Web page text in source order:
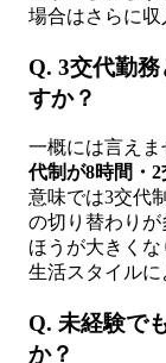
場合はさらに収
Q. 3交代勤
すか？
一概には言え
代制が8時間・
意味では3交代
の切り替わり
ほうが大きく
生活スタイルに
Q. 未経験で
か？